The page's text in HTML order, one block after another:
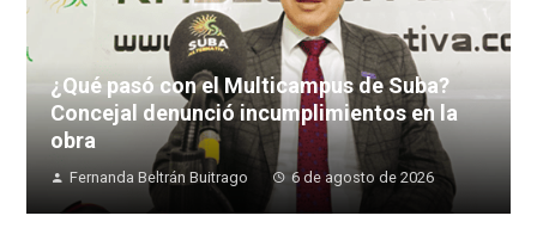
¿Qué pasó con el Multicampus de Suba?
Concejal denunció incumplimientos en la
obra
Fernanda Beltrán Buitrago 6 de agosto de 2026